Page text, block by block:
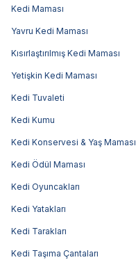
Kedi Maması
Yavru Kedi Maması
Kısırlaştırılmış Kedi Maması
Yetişkin Kedi Maması
Kedi Tuvaleti
Kedi Kumu
Kedi Konservesi & Yaş Maması
Kedi Ödül Maması
Kedi Oyuncakları
Kedi Yatakları
Kedi Tarakları
Kedi Taşıma Çantaları